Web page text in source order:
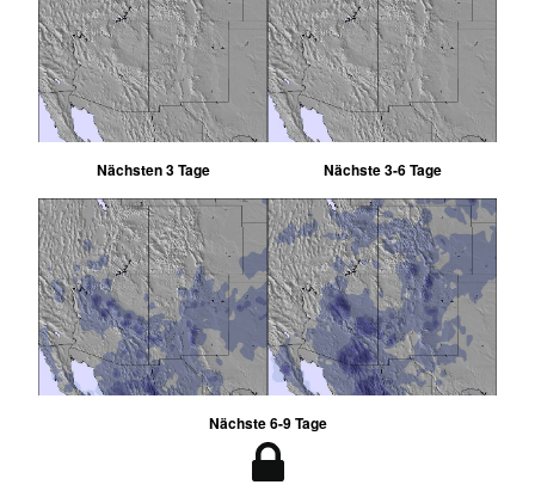
Nächsten 3 Tage Nächste 3-6 Tage
Nächste 6-9 Tage